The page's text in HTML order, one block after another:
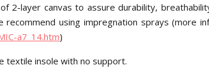
2-layer canvas to assure durability,
recommend using impregnation sprays (more
a7_14.htm)
textile insole with no support.